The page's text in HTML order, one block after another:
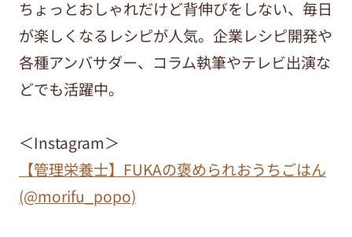
ちょっとおしゃれだけど背伸びをしない、毎日
が楽しくなるレシピが人気。企業レシピ開発や
各種アンバサダー、コラム執筆やテレビ出演な
どでも活躍中。
＜Instagram＞
【管理栄養士】FUKAの褒められおうちごはん
(@morifu_popo)